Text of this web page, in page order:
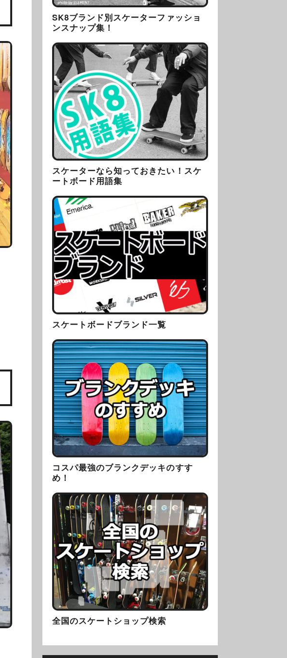
SK8ブランド別スケーターファッショ
ンスナップ集！
スケーターなら知っておきたい！スケ
ートボード用語集
スケートボードブランド一覧
コスパ最強のブランクデッキのすす
め！
全国のスケートショップ検索